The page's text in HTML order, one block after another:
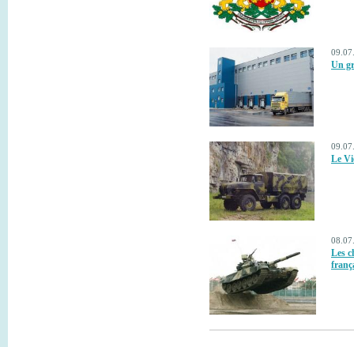
Un
Le
Les